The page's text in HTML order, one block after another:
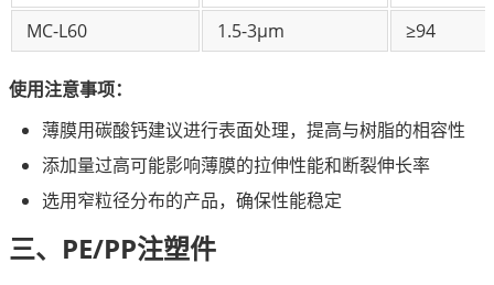
MC-L60
1.5-3μm ≥94
使用注意事项：
薄膜用碳酸钙建议进行表面处理，提高与树脂的相容性
添加量过高可能影响薄膜的拉伸性能和断裂伸长率
选用窄粒径分布的产品，确保性能稳定
三、PE/PP注塑件